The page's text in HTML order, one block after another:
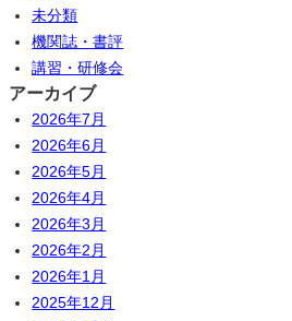
未分類
機関誌・書評
講習・研修会
アーカイブ
2026年7月
2026年6月
2026年5月
2026年4月
2026年3月
2026年2月
2026年1月
2025年12月